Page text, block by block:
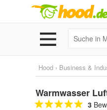
Hood › Business &
Warmwasser
3